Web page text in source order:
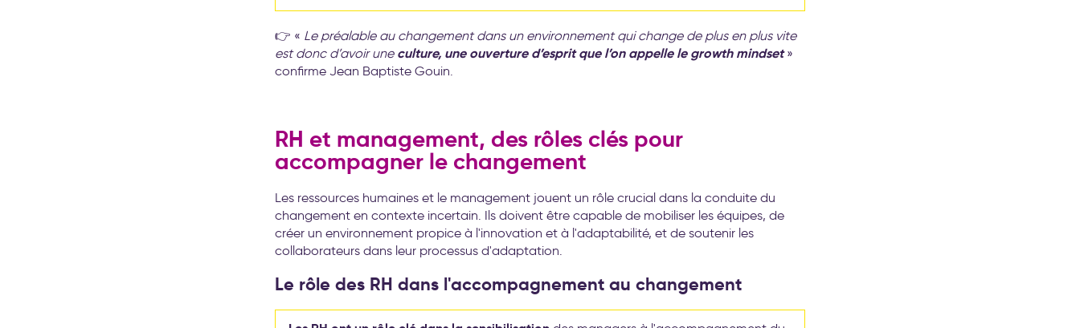
👉 « Le préalable au changement dans un environnement qui change de plus en plus vite
est donc d’avoir une culture, une ouverture d’esprit que l’on appelle le growth mindset»
confirme Jean Baptiste Gouin.
RH et management, des rôles clés pour
accompagner le changement
Les ressources humaines et le management jouent un rôle crucial dans la conduite du
changement en contexte incertain. Ils doivent être capable de mobiliser les équipes, de
créer un environnement propice à l'innovation et à l'adaptabilité, et de soutenir les
collaborateurs dans leur processus d'adaptation.
Le rôle des RH dans l'accompagnement au changement